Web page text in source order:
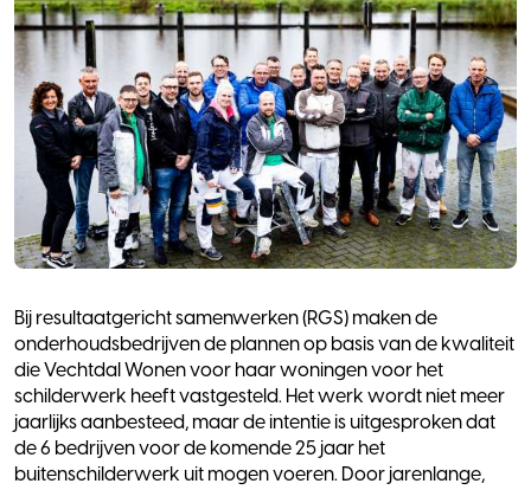
Bij resultaatgericht samenwerken (RGS) maken de
onderhoudsbedrijven de plannen op basis van de kwaliteit
die Vechtdal Wonen voor haar woningen voor het
schilderwerk heeft vastgesteld. Het werk wordt niet meer
jaarlijks aanbesteed, maar de intentie is uitgesproken dat
de 6 bedrijven voor de komende 25 jaar het
buitenschilderwerk uit mogen voeren. Door jarenlange,